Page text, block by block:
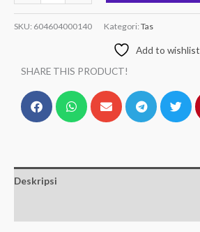
SKU: 604604000140 Kategori: Tas
Add to wishlist
SHARE THIS PRODUCT!
Deskripsi